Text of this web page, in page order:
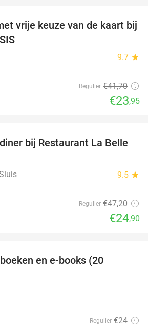
43%
vrije keuze van de kaart bij
9.7 star
Regulier €41,70
€23,95
47%
bij Restaurant La Belle
9.5 star
Regulier €47,20
€24,90
en e-books (20
Regulier €24